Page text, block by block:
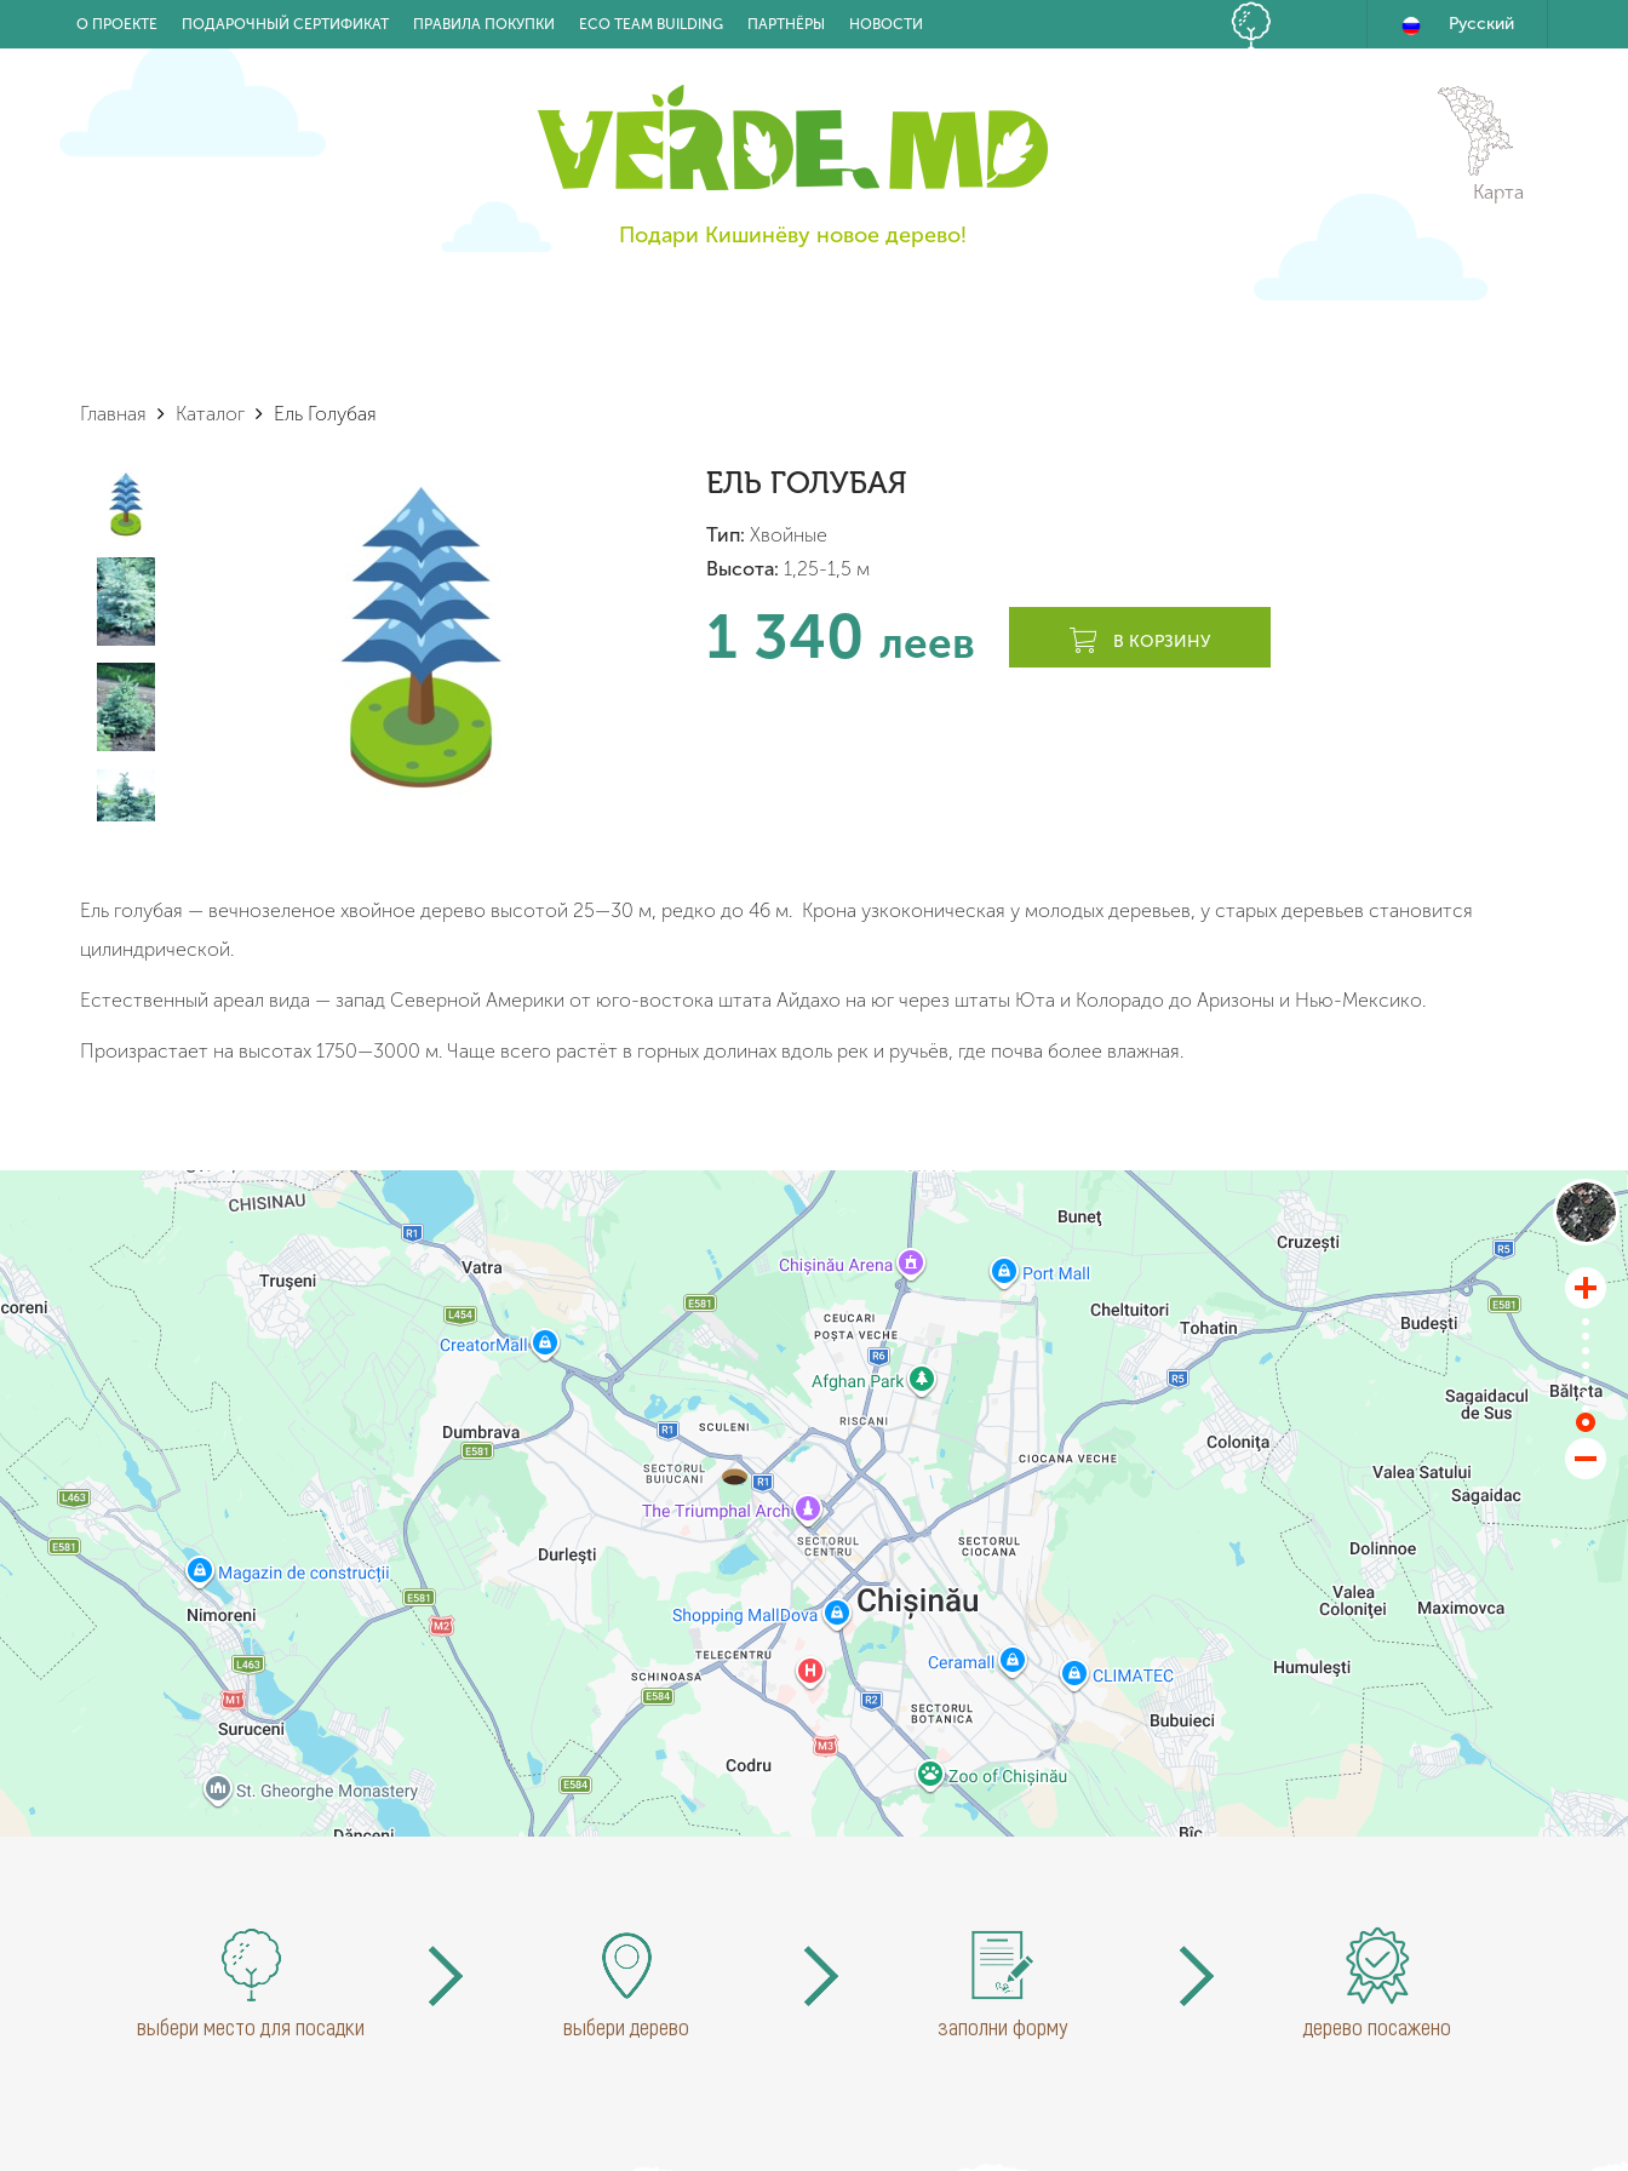
О ПРОЕКТЕ ПОДАРОЧНЫЙ СЕРТИФИКАТ ПРАВИЛА ПОКУПКИ ECO TEAM BUILDING ПАРТНЁРЫ НОВОСТИ Русский
Подари Кишинёву новое дерево!
Карта
Главная Каталог Ель Голубая
ЕЛЬ ГОЛУБАЯ
Тип: Хвойные
Высота: 1,25-1,5 м
1 340 леев В КОРЗИНУ
Ель голубая — вечнозеленое хвойное дерево высотой 25—30 м, редко до 46 м. Крона узкоконическая у молодых деревьев, у старых деревьев становится
цилиндрической.
Естественный ареал вида — запад Северной Америки от юго-востока штата Айдахо на юг через штаты Юта и Колорадо до Аризоны и Нью-Мексико.
Произрастает на высотах 1750—3000 м. Чаще всего растёт в горных долинах вдоль рек и ручьёв, где почва более влажная.
выбери место для посадки выбери дерево заполни форму дерево посажено